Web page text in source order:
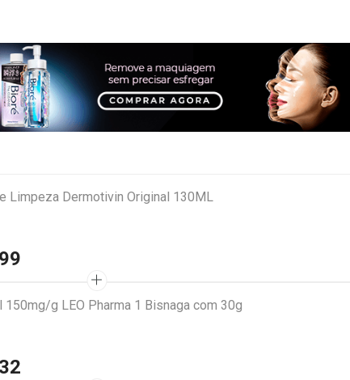
Limpeza Dermotivin Original 130ML
150mg/g LEO Pharma 1 Bisnaga com 30g